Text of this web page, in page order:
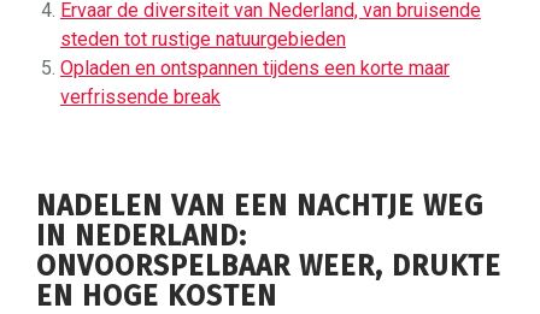
Ervaar de diversiteit van Nederland, van bruisende
steden tot rustige natuurgebieden
Opladen en ontspannen tijdens een korte maar
verfrissende break
NADELEN VAN EEN NACHTJE WEG
IN NEDERLAND:
ONVOORSPELBAAR WEER, DRUKTE
EN HOGE KOSTEN